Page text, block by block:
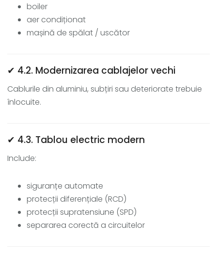
boiler
aer condiționat
mașină de spălat / uscător
✔ 4.2. Modernizarea cablajelor vechi
Cablurile din aluminiu, subțiri sau deteriorate trebuie
înlocuite.
✔ 4.3. Tablou electric modern
Include:
siguranțe automate
protecții diferențiale (RCD)
protecții supratensiune (SPD)
separarea corectă a circuitelor